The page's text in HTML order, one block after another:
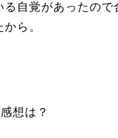
自覚があったので
ら。
想は？